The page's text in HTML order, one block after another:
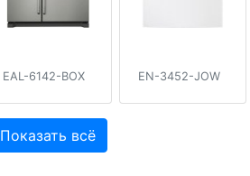
EAL-6142-BOX EN-3452-JOW
Показать всё